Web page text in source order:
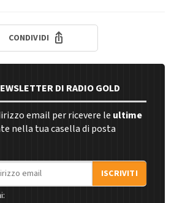
CONDIVIDI
DI RADIO GOLD
email per ricevere le ultime
nella tua casella di posta
ISCRIVITI